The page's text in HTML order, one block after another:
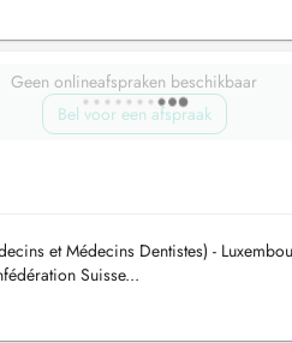
Geen onlineafspraken beschikbaar
Bel voor een afspraak
et Médecins Dentistes) -
Suisse...